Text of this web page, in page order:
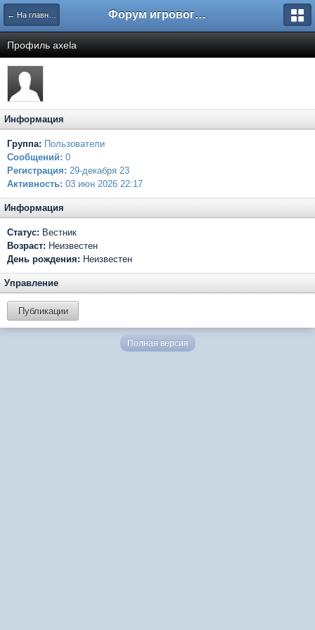
← На главную Форум игрового проекта Riverrise
Профиль axela
Информация
Группа: Пользователи
Сообщений: 0
Регистрация: 29-декабря 23
Активность: 03 июн 2026 22:17
Информация
Статус: Вестник
Возраст: Неизвестен
День рождения: Неизвестен
Управление
Публикации
Полная версия